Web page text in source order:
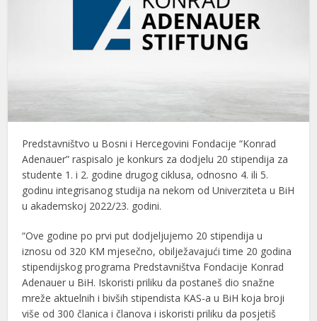
Predstavništvo u Bosni i Hercegovini Fondacije “Konrad
Adenauer” raspisalo je konkurs za dodjelu 20 stipendija za
studente 1. i 2. godine drugog ciklusa, odnosno 4. ili 5.
godinu integrisanog studija na nekom od Univerziteta u BiH
u akademskoj 2022/23. godini.
“Ove godine po prvi put dodjeljujemo 20 stipendija u
iznosu od 320 KM mjesečno, obilježavajući time 20 godina
stipendijskog programa Predstavništva Fondacije Konrad
Adenauer u BiH. Iskoristi priliku da postaneš dio snažne
mreže aktuelnih i bivših stipendista KAS-a u BiH koja broji
više od 300 članica i članova i iskoristi priliku da posjetiš